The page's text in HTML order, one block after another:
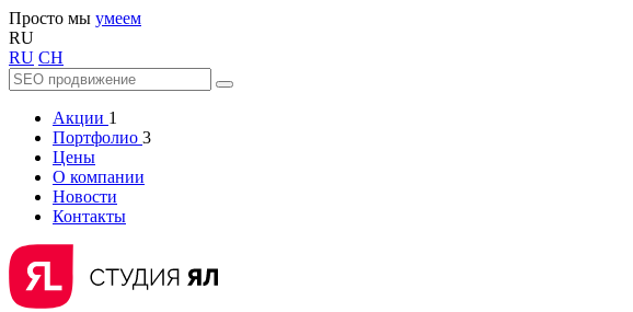
Просто мы умеем
RU
RU CH
Акции 1
Портфолио 3
Цены
О компании
Новости
Контакты